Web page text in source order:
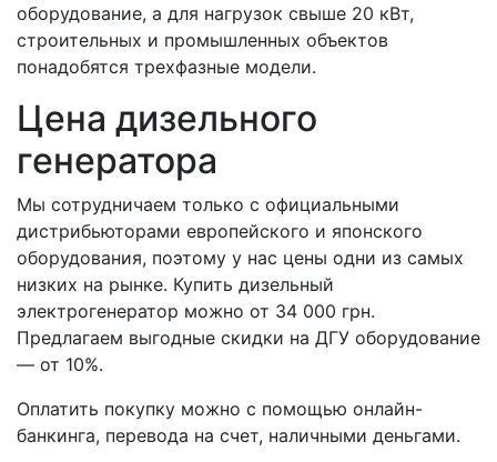
оборудование, а для нагрузок свыше 20 кВт,
строительных и промышленных объектов
понадобятся трехфазные модели.
Цена дизельного
генератора
Мы сотрудничаем только с официальными
дистрибьюторами европейского и японского
оборудования, поэтому у нас цены одни из самых
низких на рынке. Купить дизельный
электрогенератор можно от 34 000 грн.
Предлагаем выгодные скидки на ДГУ оборудование
— от 10%.
Оплатить покупку можно с помощью онлайн-
банкинга, перевода на счет, наличными деньгами.